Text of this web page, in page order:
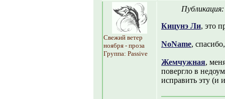
Свежий ветер
ноября - проза
Группа: Passive
Кицунэ Ли, это
NoName,
Жемчужная,
повергло в
исправить эту (и